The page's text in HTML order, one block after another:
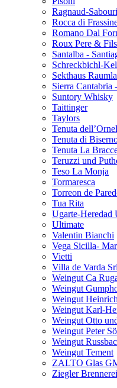
Ragnaud-
Rocca di
Romano Dal
Roux Pere & Fils
Santalba -
Schreckbichl-
Sekthaus
Sierra Cantabria
Suntory Whisky
Taittinger
Taylors
Tenuta
Tenuta di
Tenuta La
Teruzzi und
Teso La Monja
Tormaresca
Torreon de
Tua Rita
Ugarte-Heredad
Ultimate
Valentin Bianchi
Vega Sicilla-
Vietti
Villa de Varda Srl
Weingut Ca
Weingut
Weingut
Weingut Karl-
Weingut Otto
Weingut Peter
Weingut
Weingut Tement
ZALTO Glas
Ziegler Brennerei